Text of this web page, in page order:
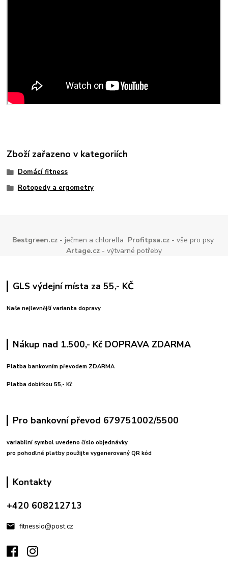
Zboží zařazeno v kategoriích
Domácí fitness
Rotopedy a ergometry
Bestgreen.cz - ječmen a chlorella Profitpsa.cz - vše pro psy
Artage.cz - výtvarné potřeby
GLS výdejní místa za 55,- KČ
Naše nejlevnější varianta dopravy
Nákup nad 1.500,- Kč DOPRAVA ZDARMA
Platba bankovním převodem ZDARMA
Platba dobírkou 55,- Kč
Pro bankovní převod 679751002/5500
variabilní symbol uvedeno číslo objednávky
pro pohodlné platby použijte vygenerovaný QR kód
Kontakty
+420 608212713
fitnessio@post.cz